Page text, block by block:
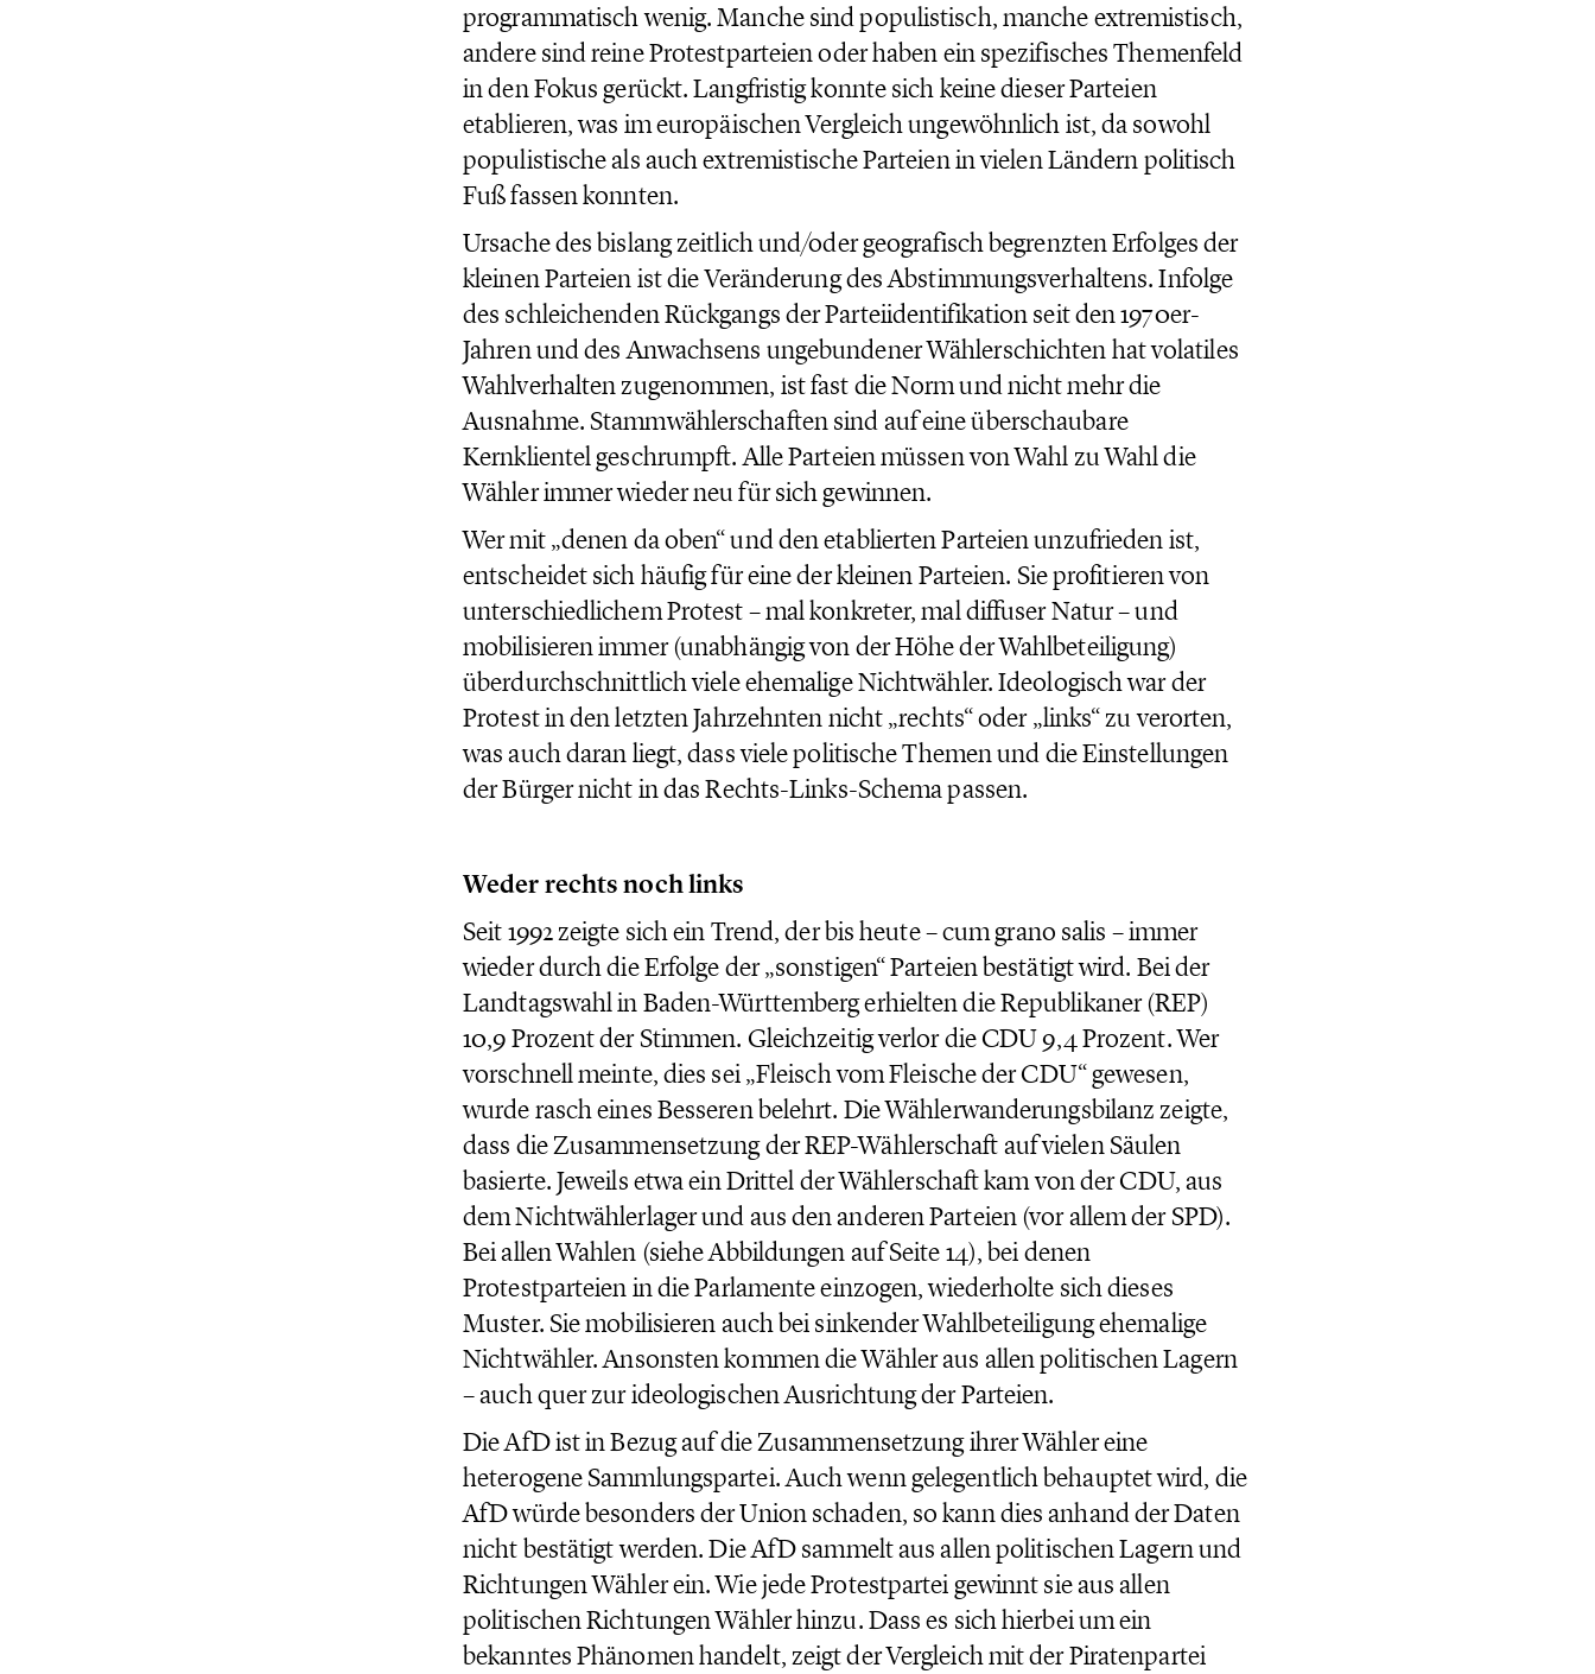
programmatisch wenig. Manche sind populistisch, manche extremistisch,
andere sind reine Protestparteien oder haben ein spezifisches Themenfeld
in den Fokus gerückt. Langfristig konnte sich keine dieser Parteien
etablieren, was im europäischen Vergleich ungewöhnlich ist, da sowohl
populistische als auch extremistische Parteien in vielen Ländern politisch
Fuß fassen konnten.
Ursache des bislang zeitlich und/oder geografisch begrenzten Erfolges der
kleinen Parteien ist die Veränderung des Abstimmungsverhaltens. Infolge
des schleichenden Rückgangs der Parteiidentifikation seit den 1970er-
Jahren und des Anwachsens ungebundener Wählerschichten hat volatiles
Wahlverhalten zugenommen, ist fast die Norm und nicht mehr die
Ausnahme. Stammwählerschaften sind auf eine überschaubare
Kernklientel geschrumpft. Alle Parteien müssen von Wahl zu Wahl die
Wähler immer wieder neu für sich gewinnen.
Wer mit „denen da oben“ und den etablierten Parteien unzufrieden ist,
entscheidet sich häufig für eine der kleinen Parteien. Sie profitieren von
unterschiedlichem Protest – mal konkreter, mal diffuser Natur – und
mobilisieren immer (unabhängig von der Höhe der Wahlbeteiligung)
überdurchschnittlich viele ehemalige Nichtwähler. Ideologisch war der
Protest in den letzten Jahrzehnten nicht „rechts“ oder „links“ zu verorten,
was auch daran liegt, dass viele politische Themen und die Einstellungen
der Bürger nicht in das Rechts-Links-Schema passen.
Weder rechts noch links
Seit 1992 zeigte sich ein Trend, der bis heute – cum grano salis – immer
wieder durch die Erfolge der „sonstigen“ Parteien bestätigt wird. Bei der
Landtagswahl in Baden-Württemberg erhielten die Republikaner (REP)
10,9 Prozent der Stimmen. Gleichzeitig verlor die CDU 9,4 Prozent. Wer
vorschnell meinte, dies sei „Fleisch vom Fleische der CDU“ gewesen,
wurde rasch eines Besseren belehrt. Die Wählerwanderungsbilanz zeigte,
dass die Zusammensetzung der REP-Wählerschaft auf vielen Säulen
basierte. Jeweils etwa ein Drittel der Wählerschaft kam von der CDU, aus
dem Nichtwählerlager und aus den anderen Parteien (vor allem der SPD).
Bei allen Wahlen (siehe Abbildungen auf Seite 14), bei denen
Protestparteien in die Parlamente einzogen, wiederholte sich dieses
Muster. Sie mobilisieren auch bei sinkender Wahlbeteiligung ehemalige
Nichtwähler. Ansonsten kommen die Wähler aus allen politischen Lagern
– auch quer zur ideologischen Ausrichtung der Parteien.
Die AfD ist in Bezug auf die Zusammensetzung ihrer Wähler eine
heterogene Sammlungspartei. Auch wenn gelegentlich behauptet wird, die
AfD würde besonders der Union schaden, so kann dies anhand der Daten
nicht bestätigt werden. Die AfD sammelt aus allen politischen Lagern und
Richtungen Wähler ein. Wie jede Protestpartei gewinnt sie aus allen
politischen Richtungen Wähler hinzu. Dass es sich hierbei um ein
bekanntes Phänomen handelt, zeigt der Vergleich mit der Piratenpartei